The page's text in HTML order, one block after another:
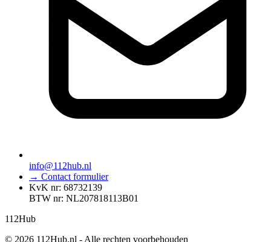
info@112hub.nl
→ Contact formulier
KvK nr: 68732139
BTW nr: NL207818113B01
112Hub
© 2026 112Hub.nl - Alle rechten voorbehouden